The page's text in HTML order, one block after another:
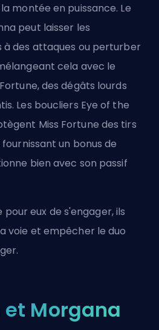
montée en puissance. Le
peut laisser les
à des attaques ou perturber
cela avec le
des dégâts lourds
Les boucliers Eye of the
Miss Fortune des tirs
un bonus de
bien avec son passif
pour eux de s'engager, ils
voie et empêcher le duo
Morgana